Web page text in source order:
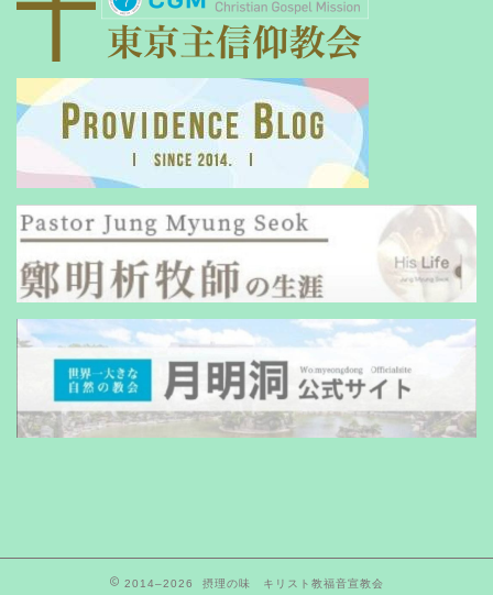
2014–2026 摂理の味 キリスト教福音宣教会